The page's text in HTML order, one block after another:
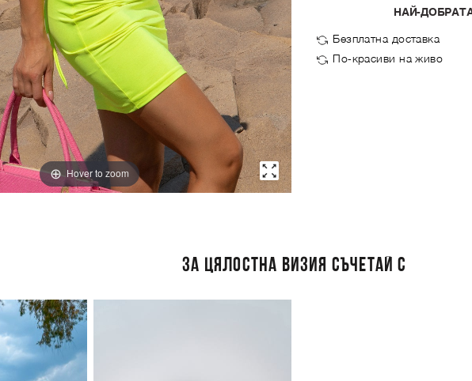
Hover to zoom
НАЙ-
Безплатна доставка
По-красиви на живо
ЗА ЦЯЛОСТНА ВИЗИЯ СЪЧЕТАЙ С